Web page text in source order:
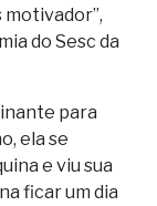
do Sesc da
para
ela se
e viu sua
ficar um dia